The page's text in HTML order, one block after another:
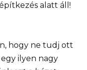
alatt áll!
hogy ne tudj ott
egy ilyen nagy